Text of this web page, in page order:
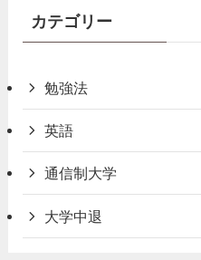
カテゴリー
勉強法
英語
通信制大学
大学中退